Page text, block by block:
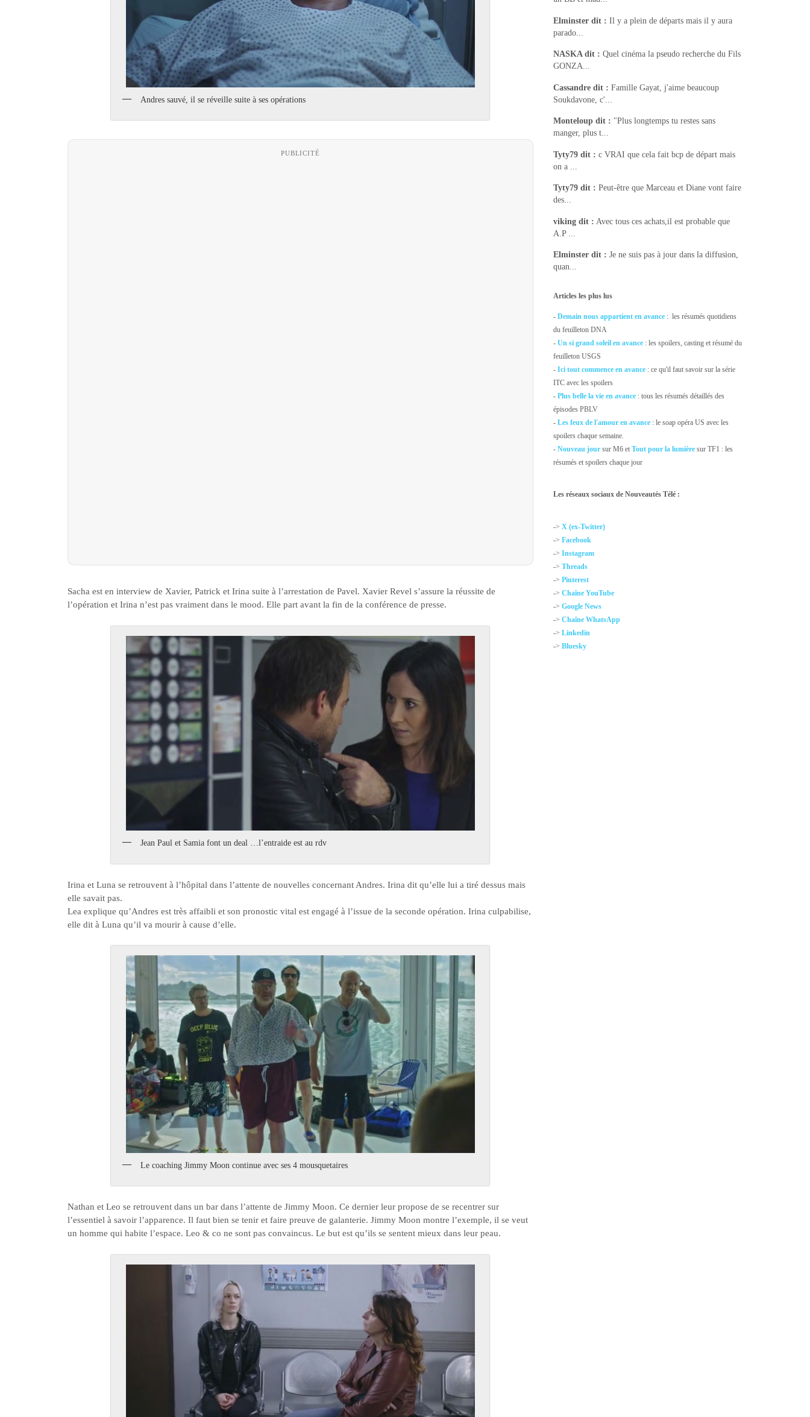
Andres sauvé, il se réveille suite à ses opérations
PUBLICITÉ
Sacha est en interview de Xavier, Patrick et Irina suite à l’arrestation de Pavel. Xavier Revel s’assure la réussite de
l’opération et Irina n’est pas vraiment dans le mood. Elle part avant la fin de la conférence de presse.
Jean Paul et Samia font un deal …l’entraide est au rdv
Irina et Luna se retrouvent à l’hôpital dans l’attente de nouvelles concernant Andres. Irina dit qu’elle lui a tiré dessus mais
elle savait pas.
Lea explique qu’Andres est très affaibli et son pronostic vital est engagé à l’issue de la seconde opération. Irina culpabilise,
elle dit à Luna qu’il va mourir à cause d’elle.
Le coaching Jimmy Moon continue avec ses 4 mousquetaires
Nathan et Leo se retrouvent dans un bar dans l’attente de Jimmy Moon. Ce dernier leur propose de se recentrer sur
l’essentiel à savoir l’apparence. Il faut bien se tenir et faire preuve de galanterie. Jimmy Moon montre l’exemple, il se veut
un homme qui habite l’espace. Leo & co ne sont pas convaincus. Le but est qu’ils se sentent mieux dans leur peau.
Elminster dit : Il y a plein de départs mais il y aura
parado...
NASKAdit : Quel cinéma la pseudo recherche du Fils
GONZA...
Cassandre dit : Famille Gayat, j'aime beaucoup
Soukdavone, c'...
Monteloup dit : "Plus longtemps tu restes sans
manger, plus t...
Tyty79 dit : c VRAI que cela fait bcp de départ mais
on a ...
Tyty79 dit : Peut-être que Marceau et Diane vont faire
des...
viking dit : Avec tous ces achats,il est probable que
A.P ...
Elminster dit : Je ne suis pas à jour dans la diffusion,
quan...
Articles les plus lus
-Demain nous appartient en avance : les résumés quotidiens
du feuilleton DNA
-Un si grand soleil en avance : les spoilers, casting et résumé du
feuilleton USGS
-Ici tout commence en avance : ce qu'il faut savoir sur la série
ITC avec les spoilers
- Plus belle la vie en avance : tous les résumés détaillés des
épisodes PBLV
-Les feux de l'amour en avance : le soap opéra US avec les
spoilers chaque semaine.
-Nouveau jour sur M6 etTout pour la lumière sur TF1 : les
résumés et spoilers chaque jour
Les réseaux sociaux de Nouveautés Télé :
->X (ex-Twitter)
->Facebook
->Instagram
->Threads
->Pinterest
->Chaîne YouTube
->Google News
->Chaîne WhatsApp
->Linkedin
->Bluesky